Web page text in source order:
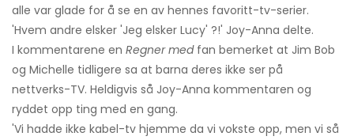
alle var glade for å se en av hennes favoritt-tv-serier.
'Hvem andre elsker 'Jeg elsker Lucy' ?!' Joy-Anna delte.
I kommentarene en Regner medfan bemerket at Jim Bob
og Michelle tidligere sa at barna deres ikke ser på
nettverks-TV. Heldigvis så Joy-Anna kommentaren og
ryddet opp ting med en gang.
'Vi hadde ikke kabel-tv hjemme da vi vokste opp, men vi så